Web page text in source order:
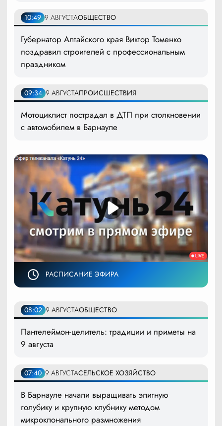
10:49 9 АВГУСТАОБЩЕСТВО
Губернатор Алтайского края Виктор Томенко
поздравил строителей с профессиональным
праздником
09:34 9 АВГУСТАПРОИСШЕСТВИЯ
Мотоциклист пострадал в ДТП при столкновении
с автомобилем в Барнауле
РАСПИСАНИЕ ЭФИРА
08:02 9 АВГУСТАОБЩЕСТВО
Пантелеймон-целитель: традиции и приметы на
9 августа
07:40 9 АВГУСТАСЕЛЬСКОЕ ХОЗЯЙСТВО
В Барнауле начали выращивать элитную
голубику и крупную клубнику методом
микроклонального размножения